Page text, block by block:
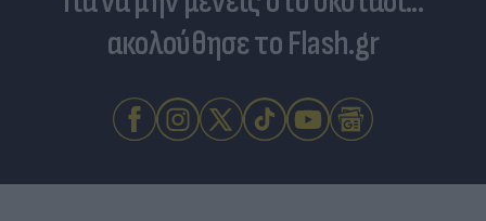
ακολούθησε το Flash.gr